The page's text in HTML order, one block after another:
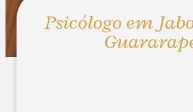
Psicólogo em